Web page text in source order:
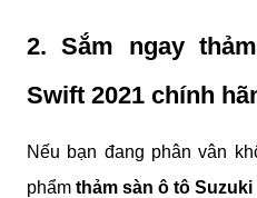
2. Sắm ngay
Swift 2021 chính
Nếu bạn đang phân vân
phẩm thảm sàn ô tô Suzuki